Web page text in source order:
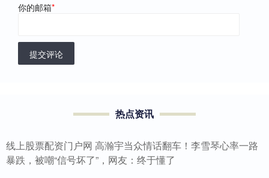
你的邮箱*
提交评论
热点资讯
线上股票配资门户网 高瀚宇当众情话翻车！李雪琴心率一路
暴跌，被嘲“信号坏了”，网友：终于懂了